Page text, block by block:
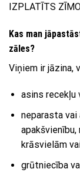
IZPLATĪTS
Kas man
zāles?
Viņiem ir jāzina,
asins recekļu
neparasta
krāsvielām
grūtniecība